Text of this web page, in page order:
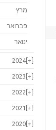
מרץ
פברואר
ינואר
[+]
2024
[+]
2023
[+]
2022
[+]
2021
[+]
2020